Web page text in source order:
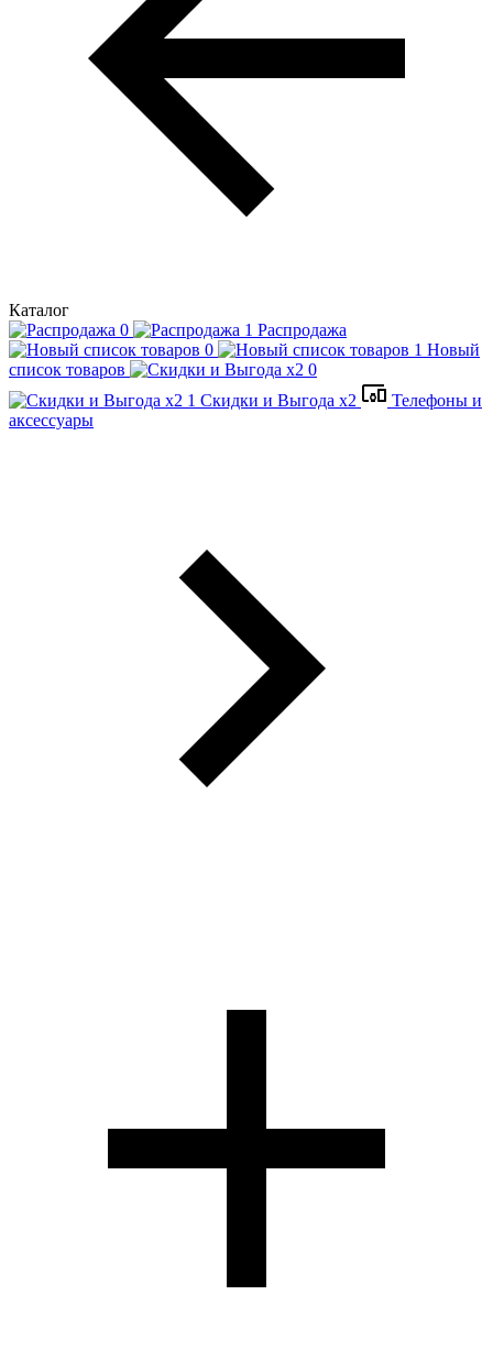
Каталог
Распродажа
Новый
список товаров
Скидки и Выгода x2
Телефоны и
аксессуары